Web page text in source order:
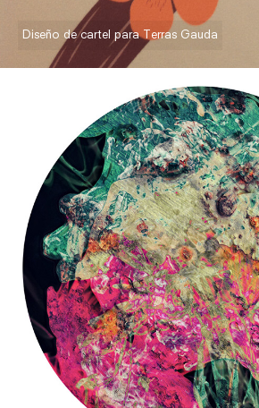
Diseño de cartel para Terras Gauda